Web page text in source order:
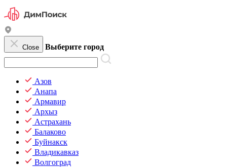
Close Выберите город
Азов
Анапа
Армавир
Архыз
Астрахань
Балаково
Буйнакск
Владикавказ
Волгоград